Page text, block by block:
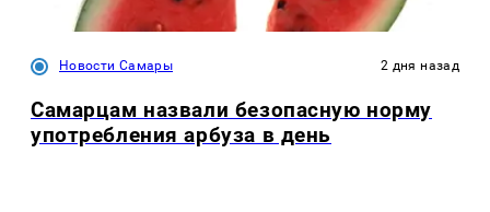
Новости Самары 2 дня назад
Самарцам назвали безопасную норму
употребления арбуза в день